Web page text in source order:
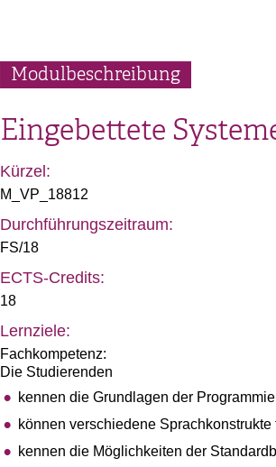
Modulbeschreibung
Eingebettete
Kürzel:
M_VP_18812
Durchführungszeitraum:
FS/18
ECTS-Credits:
18
Lernziele:
Fachkompetenz:
Die Studierenden
kennen die Grundlagen der
können verschiedene
kennen die Möglichkeiten der